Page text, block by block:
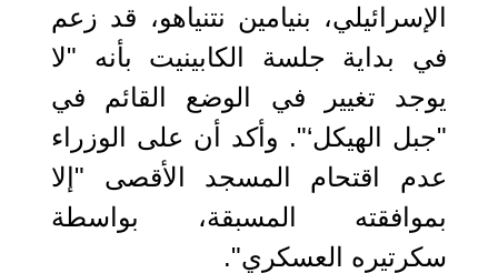
الإسرائيلي، بنيامين نتنياهو، قد زعم
في بداية جلسة الكابينيت بأنه "لا
يوجد تغيير في الوضع القائم في
"جبل الهيكل‘". وأكد أن على الوزراء
عدم اقتحام المسجد الأقصى "إلا
بموافقته المسبقة، بواسطة
سكرتيره العسكري".